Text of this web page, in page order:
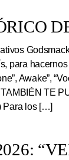
para
Awake”,
TE
Para los […]